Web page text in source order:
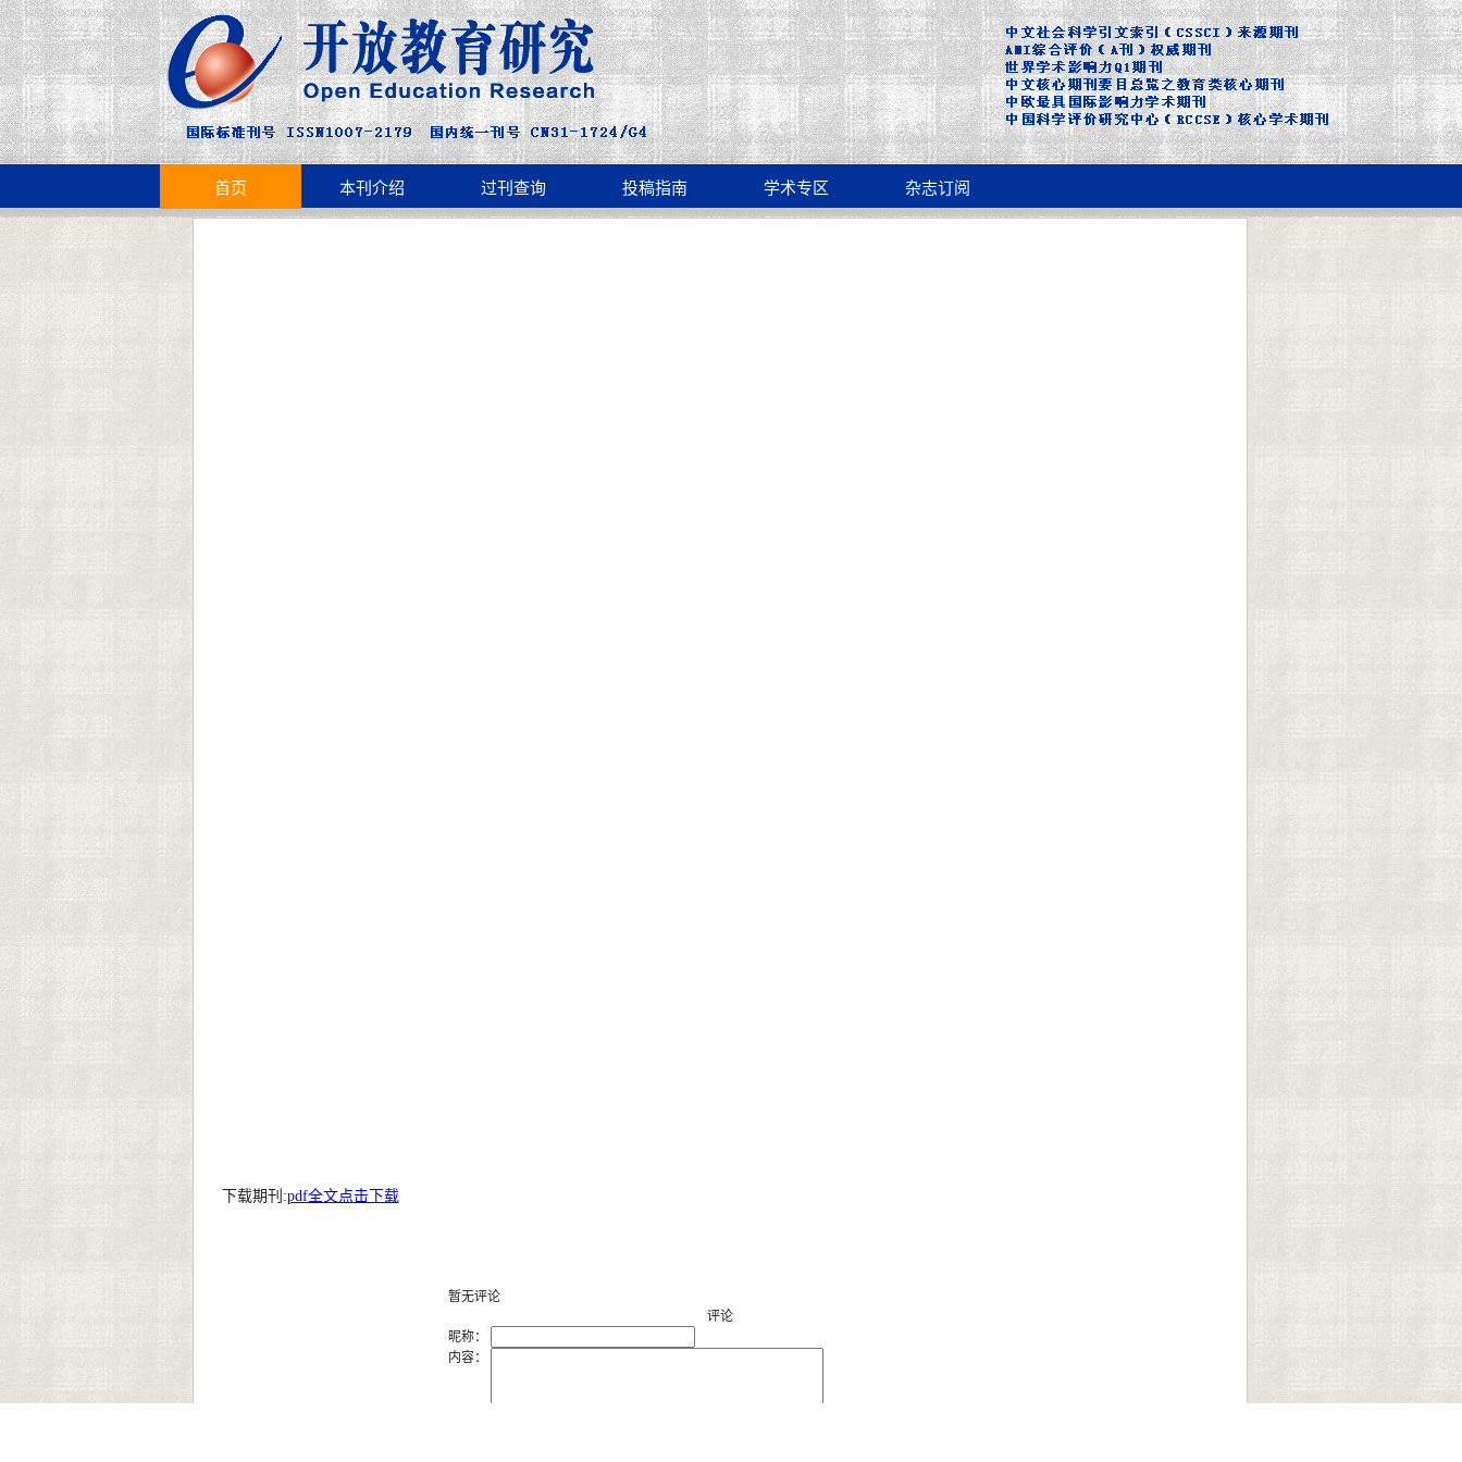
首页 本刊介绍 过刊查询 投稿指南 学术专区 杂志订阅
下载期刊:pdf全文点击下载
暂无评论
评论
昵称：
内容：